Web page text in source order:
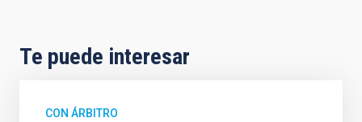
Te puede interesar
CON ÁRBITRO